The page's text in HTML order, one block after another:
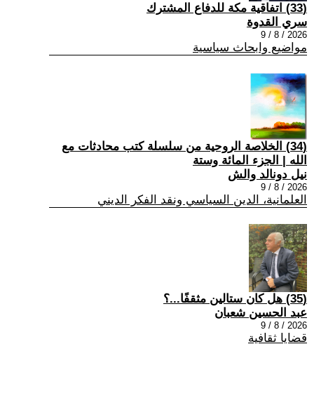
(33) اتفاقية مكة للدفاع المشترك
سري القدوة
2026 / 8 / 9
مواضيع وابحاث سياسية
(34) الخلاصة الروحية من سلسلة كتب محادثات مع
الله | الجزء المائة وستة
نيل دونالد والش
2026 / 8 / 9
العلمانية، الدين السياسي ونقد الفكر الديني
(35) هل كان ستالين مثقفًا...؟
عبد الحسين شعبان
2026 / 8 / 9
قضايا ثقافية